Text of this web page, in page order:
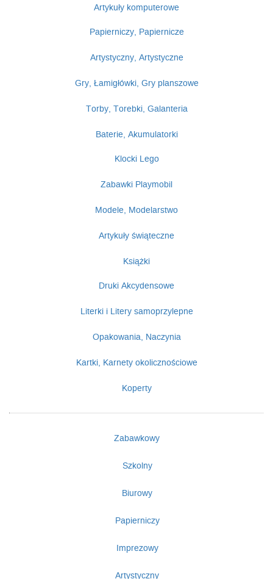
Artykuły komputerowe
Papierniczy, Papiernicze
Artystyczny, Artystyczne
Gry, Łamigłówki, Gry planszowe
Torby, Torebki, Galanteria
Baterie, Akumulatorki
Klocki Lego
Zabawki Playmobil
Modele, Modelarstwo
Artykuły świąteczne
Książki
Druki Akcydensowe
Literki i Litery samoprzylepne
Opakowania, Naczynia
Kartki, Karnety okolicznościowe
Koperty
Zabawkowy
Szkolny
Biurowy
Papierniczy
Imprezowy
Artystyczny